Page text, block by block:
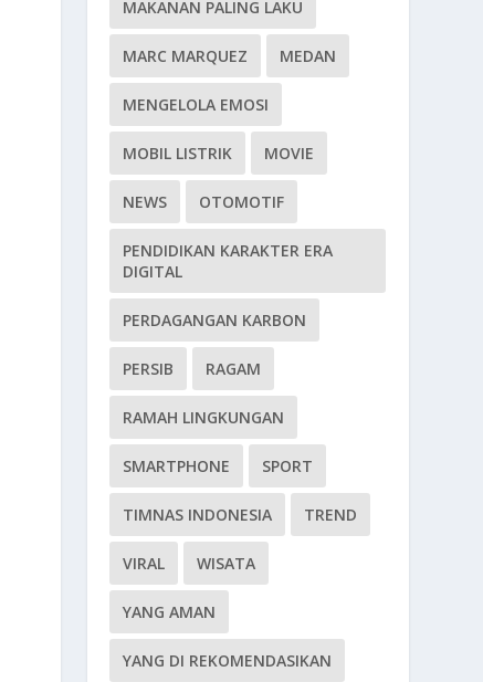
MAKANAN PALING LAKU
MARC MARQUEZ MEDAN
MENGELOLA EMOSI
MOBIL LISTRIK MOVIE
NEWS OTOMOTIF
PENDIDIKAN KARAKTER ERA
DIGITAL
PERDAGANGAN KARBON
PERSIB RAGAM
RAMAH LINGKUNGAN
SMARTPHONE SPORT
TIMNAS INDONESIA TREND
VIRAL WISATA
YANG AMAN
YANG DI REKOMENDASIKAN